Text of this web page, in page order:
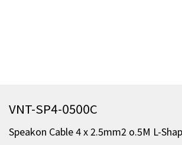
VNT-SP4-0500C
Speakon Cable 4 x 2.5mm2 o.5M L-